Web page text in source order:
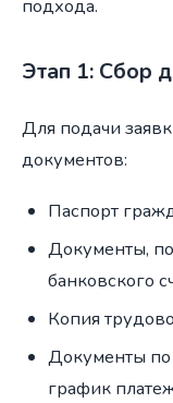
подхода.
Этап 1: Сбор
Для подачи
документов:
Паспорт
Документы,
банковского
Копия
Документы
график